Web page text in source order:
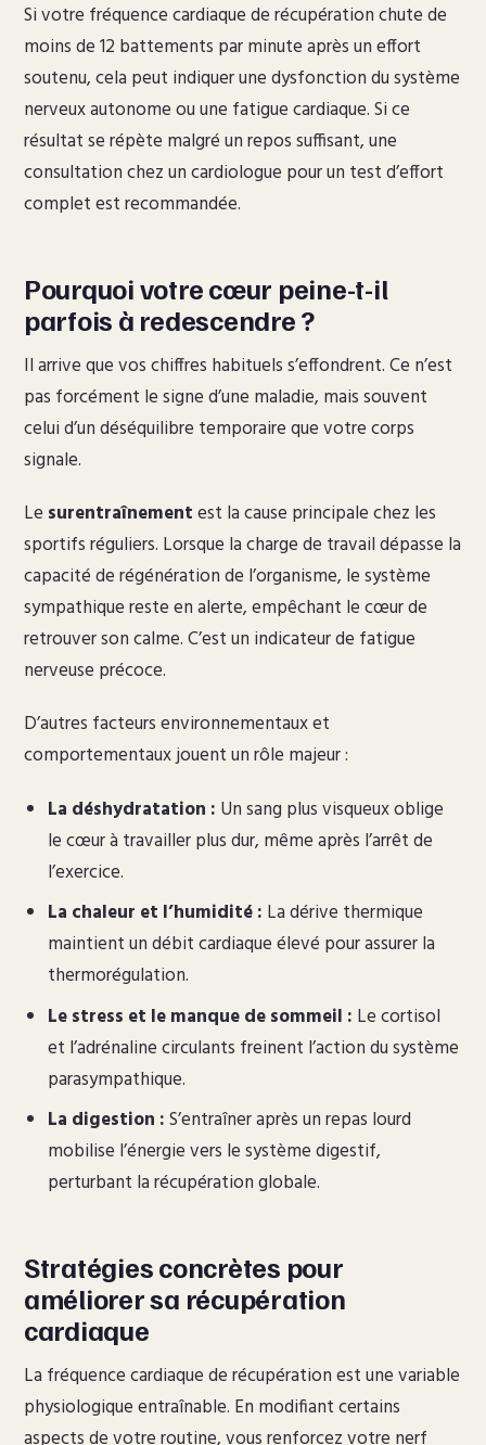
Si votre fréquence cardiaque de récupération chute de
moins de 12 battements par minute après un effort
soutenu, cela peut indiquer une dysfonction du système
nerveux autonome ou une fatigue cardiaque. Si ce
résultat se répète malgré un repos suffisant, une
consultation chez un cardiologue pour un test d’effort
complet est recommandée.
Pourquoi votre cœur peine-t-il
parfois à redescendre ?
Il arrive que vos chiffres habituels s’effondrent. Ce n’est
pas forcément le signe d’une maladie, mais souvent
celui d’un déséquilibre temporaire que votre corps
signale.
Le surentraînementest la cause principale chez les
sportifs réguliers. Lorsque la charge de travail dépasse la
capacité de régénération de l’organisme, le système
sympathique reste en alerte, empêchant le cœur de
retrouver son calme. C’est un indicateur de fatigue
nerveuse précoce.
D’autres facteurs environnementaux et
comportementaux jouent un rôle majeur :
La déshydratation : Un sang plus visqueux oblige
le cœur à travailler plus dur, même après l’arrêt de
l’exercice.
La chaleur et l’humidité : La dérive thermique
maintient un débit cardiaque élevé pour assurer la
thermorégulation.
Le stress et le manque de sommeil : Le cortisol
et l’adrénaline circulants freinent l’action du système
parasympathique.
La digestion :S’entraîner après un repas lourd
mobilise l’énergie vers le système digestif,
perturbant la récupération globale.
Stratégies concrètes pour
améliorer sa récupération
cardiaque
La fréquence cardiaque de récupération est une variable
physiologique entraînable. En modifiant certains
aspects de votre routine, vous renforcez votre nerf